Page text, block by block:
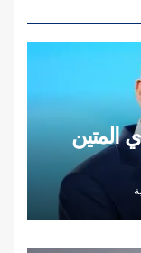
المتين